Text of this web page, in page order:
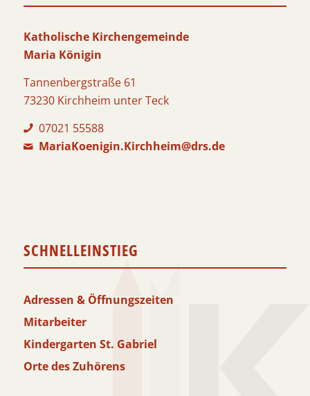
Katholische Kirchengemeinde
Maria Königin
Tannenbergstraße 61
73230 Kirchheim unter Teck
07021 55588
MariaKoenigin.Kirchheim@drs.de
SCHNELLEINSTIEG
Adressen & Öffnungszeiten
Mitarbeiter
Kindergarten St. Gabriel
Orte des Zuhörens